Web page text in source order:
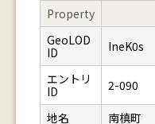
Property
GeoLOD
ID
IneK0s
エントリ
ID
2-090
地名
南槙町